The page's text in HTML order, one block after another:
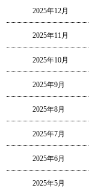
2025年12月
2025年11月
2025年10月
2025年9月
2025年8月
2025年7月
2025年6月
2025年5月